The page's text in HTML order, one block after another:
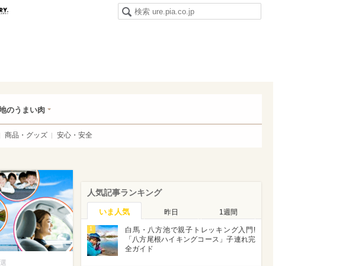
のうまい肉
商品・グッズ 安心・安全
人気記事ランキング
いま人気 昨日 1週間
1
白馬・八方池で親子トレッキング入門!
「八方尾根ハイキングコース」子連れ完
全ガイド